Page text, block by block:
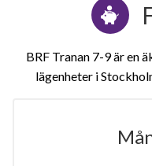
BRF Tranan 7-9 är en
lägenheter i